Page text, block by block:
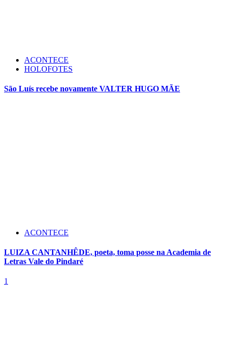
ACONTECE
HOLOFOTES
São Luís recebe novamente VALTER HUGO MÃE
ACONTECE
LUIZA CANTANHÊDE, poeta, toma posse na Academia de
Letras Vale do Pindaré
1